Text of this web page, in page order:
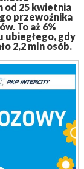
od 25 kwietnia
przewoźnika
To aż 6%
ubiegłego, gdy
2,2 mln osób.